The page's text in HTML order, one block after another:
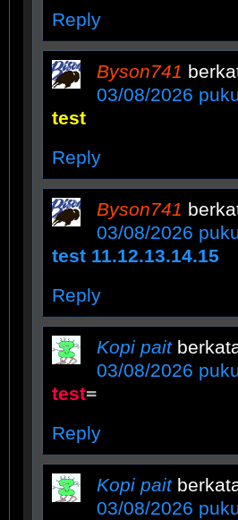
Reply
Byson741
03/08/2026
test
Reply
Byson741
03/08/2026
test 11.12.13.14.15
Reply
Kopi pait
03/08/2026
test=
Reply
Kopi pait
03/08/2026